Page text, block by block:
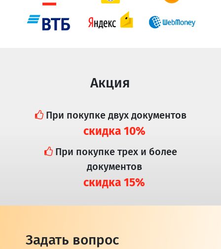
Акция
При покупке двух документов
скидка 10%
При покупке трех и более
документов
скидка 15%
Задать вопрос